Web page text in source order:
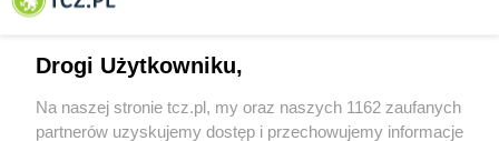
Drogi Użytkowniku,
Na naszej stronie tcz.pl, my oraz naszych 1162 zaufanych
partnerów uzyskujemy dostęp i przechowujemy informacje